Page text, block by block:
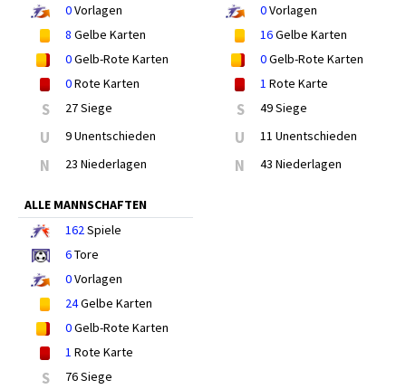
0Vorlagen
8 Gelbe Karten
0Gelb-Rote Karten
0Rote Karten
S 27 Siege
U 9 Unentschieden
N 23 Niederlagen
0Vorlagen
16Gelbe Karten
0Gelb-Rote Karten
1 Rote Karte
S 49 Siege
U 11 Unentschieden
N 43 Niederlagen
ALLE MANNSCHAFTEN
162Spiele
6Tore
0Vorlagen
24Gelbe Karten
0Gelb-Rote Karten
1 Rote Karte
S 76 Siege